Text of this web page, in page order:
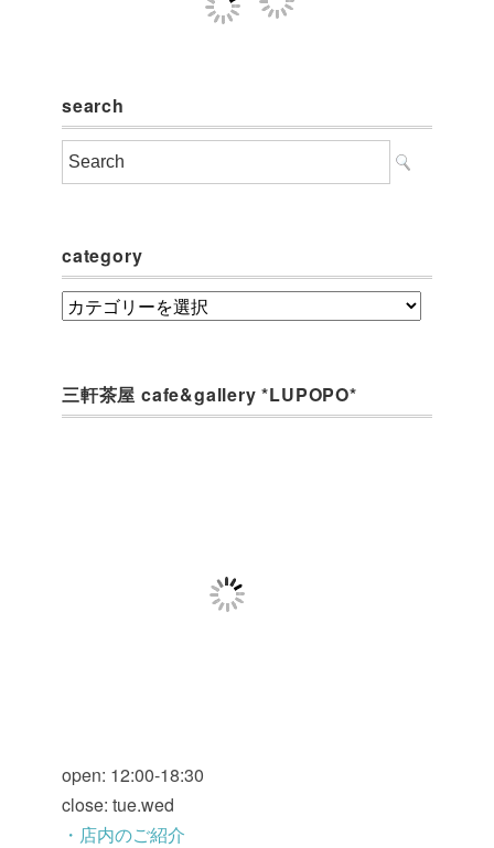
search
category
category
三軒茶屋 cafe&gallery *LUPOPO*
open: 12:00-18:30
close: tue.wed
・店内のご紹介